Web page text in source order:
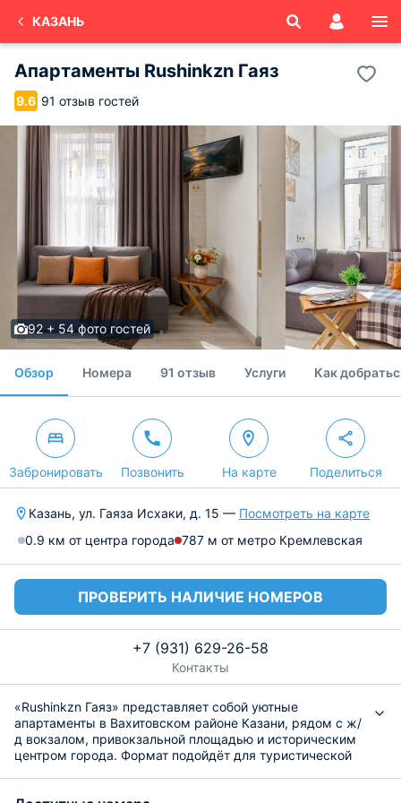
КАЗАНЬ
Апартаменты Rushinkzn Гаяз
9.6 91 отзыв гостей
92 + 54 фото гостей
Обзор Номера 91 отзыв Услуги Как
Забронировать Позвонить На карте Поделиться
Казань, ул. Гаяза Исхаки, д. 15 — Посмотреть на карте
0.9 км от центра города 787 м от метро Кремлевская
ПРОВЕРИТЬ НАЛИЧИЕ НОМЕРОВ
+7 (931) 629-26-58
Контакты
«Rushinkzn Гаяз» представляет собой уютные
апартаменты в Вахитовском районе Казани, рядом с ж/
д вокзалом, привокзальной площадью и историческим
центром города. Формат подойдёт для туристической